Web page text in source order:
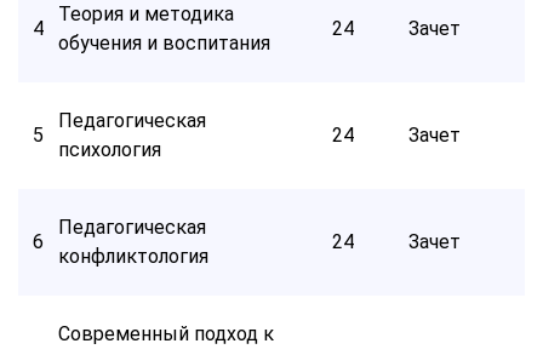
4
Теория и методика
обучения и воспитания
24 Зачет
5
Педагогическая
психология
24 Зачет
6
Педагогическая
конфликтология
24 Зачет
Современный подход к